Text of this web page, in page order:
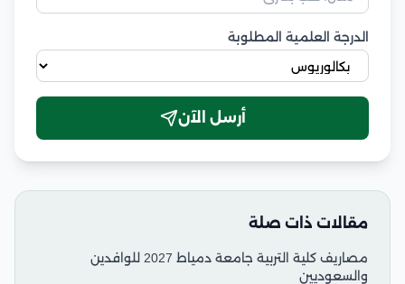
الدرجة العلمية المطلوبة
أرسل الآن
مقالات ذات صلة
مصاريف كلية التربية جامعة دمياط 2027 للوافدين
والسعوديين